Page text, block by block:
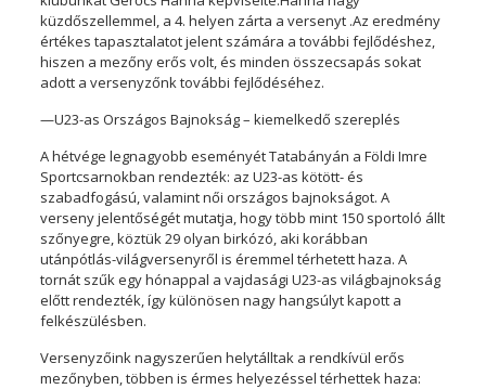
küzdőszellemmel, a 4. helyen zárta a versenyt .Az eredmény
értékes tapasztalatot jelent számára a további fejlődéshez,
hiszen a mezőny erős volt, és minden összecsapás sokat
adott a versenyzőnk további fejlődéséhez.
—U23-as Országos Bajnokság – kiemelkedő szereplés
A hétvége legnagyobb eseményét Tatabányán a Földi Imre
Sportcsarnokban rendezték: az U23-as kötött- és
szabadfogású, valamint női országos bajnokságot. A
verseny jelentőségét mutatja, hogy több mint 150 sportoló állt
szőnyegre, köztük 29 olyan birkózó, aki korábban
utánpótlás-világversenyről is éremmel térhetett haza. A
tornát szűk egy hónappal a vajdasági U23-as világbajnokság
előtt rendezték, így különösen nagy hangsúlyt kapott a
felkészülésben.
Versenyzőink nagyszerűen helytálltak a rendkívül erős
mezőnyben, többen is érmes helyezéssel térhettek haza: